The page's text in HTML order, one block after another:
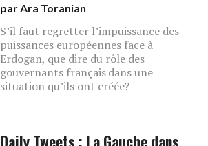
parAra Toranian
S’il faut regretter l’impuissance des
puissances européennes face à
Erdogan, que dire du rôle des
gouvernants français dans une
situation qu’ils ont créée?
Daily Tweets : La Gauche dans